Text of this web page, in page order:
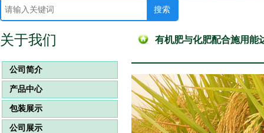
关于我们
公司简介
产品中心
包装展示
公司展示
有机肥与化肥配合施用能